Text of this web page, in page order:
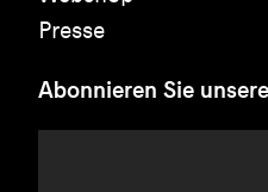
Presse
Abonnieren Sie